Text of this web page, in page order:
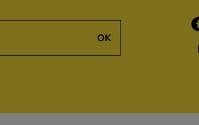
OK